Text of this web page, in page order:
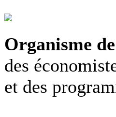
Organisme
des
et des